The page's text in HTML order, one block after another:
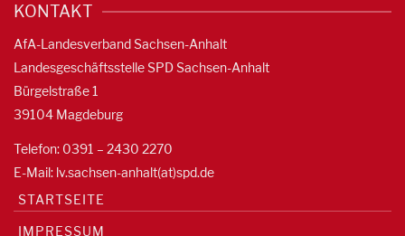
KONTAKT
AfA-Landesverband Sachsen-Anhalt
Landesgeschäftsstelle SPD Sachsen-Anhalt
Bürgelstraße 1
39104 Magdeburg
Telefon: 0391 – 2430 2270
E-Mail: lv.sachsen-anhalt(at)spd.de
STARTSEITE
IMPRESSUM